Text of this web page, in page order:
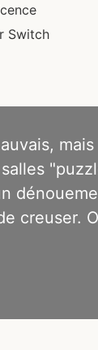
Switch
creuser.